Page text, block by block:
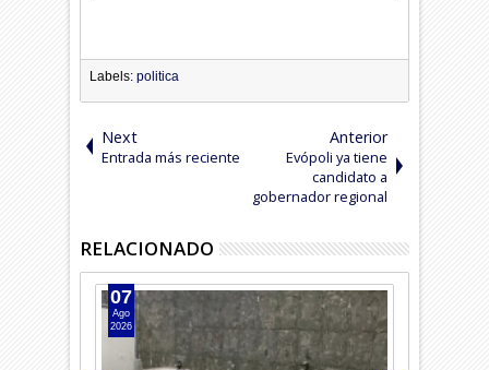
Labels:politica
Next
Entrada más reciente
Anterior
Evópoli ya tiene
candidato a
gobernador regional
RELACIONADO
07
Ago
2026